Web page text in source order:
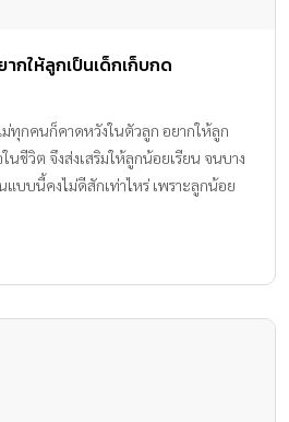
กให้ลูกเป็นเด็กเก็บกด
กคนก็คาดหวังในตัวลูก อยากให้ลูก
ในชีวิต จึงส่งเสริมให้ลูกน้อยเรียน จนบาง
แบบนี้คงไม่ดีสักเท่าไหร่ เพราะลูกน้อย